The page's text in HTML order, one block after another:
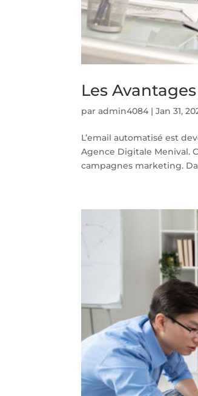
Les
paradmin4084 |Jan 31,
L’email automatisé est
Agence Digitale Menival.
campagnes marketing.